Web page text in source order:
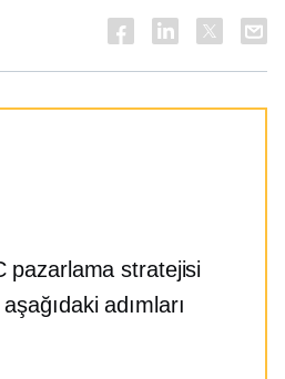
pazarlama stratejisi
adımları